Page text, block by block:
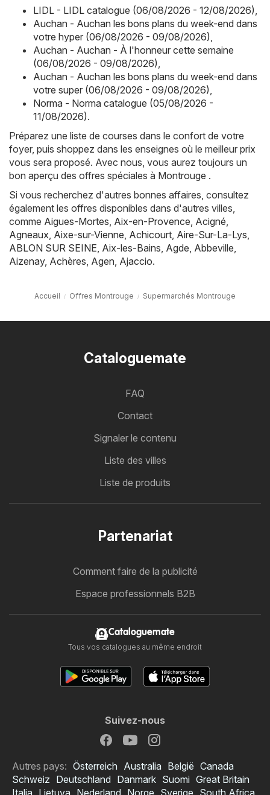
LIDL - LIDL catalogue (06/08/2026 - 12/08/2026),
Auchan - Auchan les bons plans du week-end dans
votre hyper (06/08/2026 - 09/08/2026),
Auchan - Auchan - À l'honneur cette semaine
(06/08/2026 - 09/08/2026),
Auchan - Auchan les bons plans du week-end dans
votre super (06/08/2026 - 09/08/2026),
Norma - Norma catalogue (05/08/2026 -
11/08/2026).
Préparez une liste de courses dans le confort de votre
foyer, puis shoppez dans les enseignes où le meilleur prix
vous sera proposé. Avec nous, vous aurez toujours un
bon aperçu des offres spéciales à Montrouge .
Si vous recherchez d'autres bonnes affaires, consultez
également les offres disponibles dans d'autres villes,
comme Aigues-Mortes, Aix-en-Provence, Acigné,
Agneaux, Aixe-sur-Vienne, Achicourt, Aire-Sur-La-Lys,
ABLON SUR SEINE, Aix-les-Bains, Agde, Abbeville,
Aizenay, Achères, Agen, Ajaccio.
Accueil Offres Montrouge Supermarchés Montrouge
Cataloguemate
FAQ
Contact
Signaler le contenu
Liste des villes
Liste de produits
Partenariat
Comment faire de la publicité
Espace professionnels B2B
Cataloguemate
Tous vos catalogues au même endroit
Suivez-nous
Autres pays: Österreich Australia België Canada
Schweiz Deutschland Danmark Suomi Great Britain